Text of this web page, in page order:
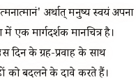
अर्थात् मनुष्य स्वयं अपना
में एक मार्गदर्शक मानचित्र है।
दिन के ग्रह-प्रवाह के साथ
को बदलने के दावे करते हैं।